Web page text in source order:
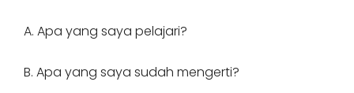
A. Apa yang saya pelajari?
B. Apa yang saya sudah mengerti?